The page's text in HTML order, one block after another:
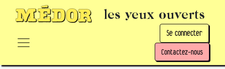
les yeux ouverts
Se connecter
Contactez-nous